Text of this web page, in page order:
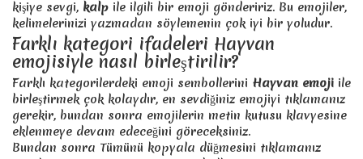
🕷️ örümcek , böcek - Emoji
🕸️ örümcek , ağ, örümcek ağı - Emoji
kişiye sevgi, kalp ile ilgili bir emoji göndeririz. Bu emojiler,
kelimelerinizi yazmadan söylemenin çok iyi bir yoludur.
Farklı kategori ifadeleri Hayvan
emojisiyle nasıl birleştirilir?
Farklı kategorilerdeki emoji sembollerini Hayvan emoji ile
birleştirmek çok kolaydır, en sevdiğiniz emojiyi tıklamanız
gerekir, bundan sonra emojilerin metin kutusu klavyesine
eklenmeye devam edeceğini göreceksiniz.
Bundan sonra Tümünü kopyala düğmesini tıklamanız